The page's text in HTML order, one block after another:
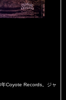
Coyote Records。ジャ